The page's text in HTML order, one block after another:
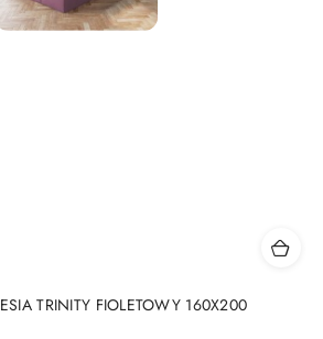
TRINITY FIOLETOWY 160X200